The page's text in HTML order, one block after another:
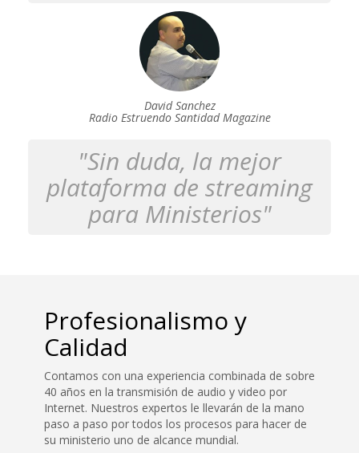
David Sanchez
Radio Estruendo Santidad Magazine
"Sin duda, la mejor
plataforma de streaming
para Ministerios"
Profesionalismo y
Calidad
Contamos con una experiencia combinada de sobre
40 años en la transmisión de audio y video por
Internet. Nuestros expertos le llevarán de la mano
paso a paso por todos los procesos para hacer de
su ministerio uno de alcance mundial.